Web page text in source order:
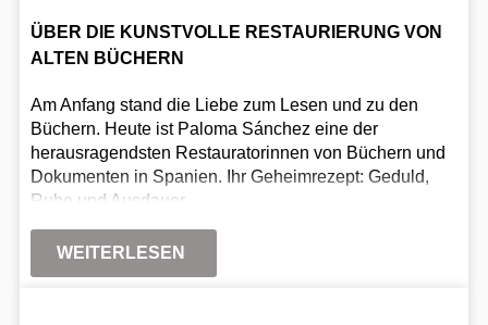
ÜBER DIE KUNSTVOLLE RESTAURIERUNG VON
ALTEN BÜCHERN
Am Anfang stand die Liebe zum Lesen und zu den
Büchern. Heute ist Paloma Sánchez eine der
herausragendsten Restauratorinnen von Büchern und
Dokumenten in Spanien. Ihr Geheimrezept: Geduld,
Ruhe und Ausdauer.
WEITERLESEN